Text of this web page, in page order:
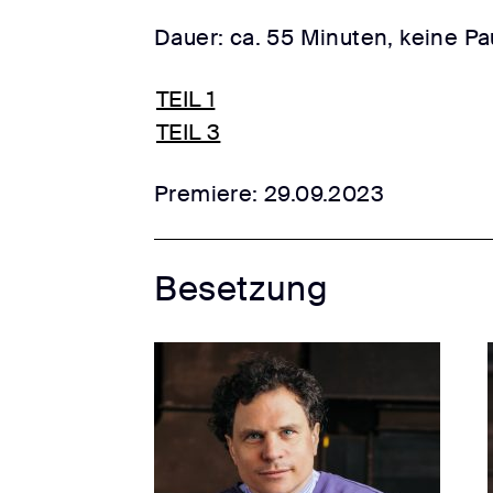
Dauer: ca. 55 Minuten, keine
TEIL 1
TEIL 3
Premiere: 29.09.2023
Besetzung